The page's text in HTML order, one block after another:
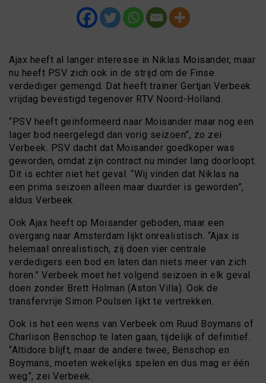
Ajax heeft al langer interesse in Niklas Moisander, maar
nu heeft PSV zich ook in de strijd om de Finse
verdediger gemengd. Dat heeft trainer Gertjan Verbeek
vrijdag bevestigd tegenover RTV Noord-Holland.
“PSV heeft geïnformeerd naar Moisander maar nog een
lager bod neergelegd dan vorig seizoen”, zo zei
Verbeek. PSV dacht dat Moisander goedkoper was
geworden, omdat zijn contract nu minder lang doorloopt.
Dit is echter niet het geval. “Wij vinden dat Niklas na
een prima seizoen alleen maar duurder is geworden”,
aldus Verbeek.
Ook Ajax heeft op Moisander geboden, maar een
overgang naar Amsterdam lijkt onrealistisch. “Ajax is
helemaal onrealistisch, zij doen vier centrale
verdedigers een bod en laten dan niets meer van zich
horen.” Verbeek moet het volgend seizoen in elk geval
doen zonder Brett Holman (Aston Villa). Ook de
transfervrije Simon Poulsen lijkt te vertrekken.
Ook is het een wens van Verbeek om Ruud Boymans of
Charlison Benschop te laten gaan, tijdelijk of definitief.
“Altidore blijft, maar de andere twee, Benschop en
Boymans, moeten wekelijks spelen en dus mag er één
weg”, zei Verbeek.